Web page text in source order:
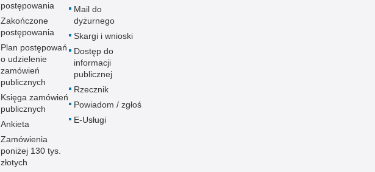
postępowania
Zakończone
postępowania
Plan postępowań
o udzielenie
zamówień
publicznych
Księga zamówień
publicznych
Ankieta
Zamówienia
poniżej 130 tys.
złotych
Mail do
dyżurnego
Skargi i wnioski
Dostęp do
informacji
publicznej
Rzecznik
Powiadom / zgłoś
E-Usługi